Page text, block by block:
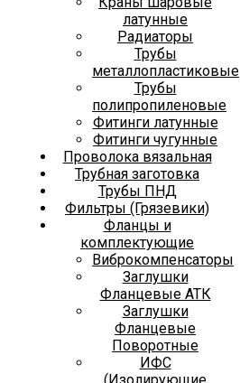
латунные
Радиаторы
Трубы
металлопластиковые
Трубы
полипропиленовые
Фитинги латунные
Фитинги чугунные
Проволока вязальная
Трубная заготовка
Трубы ПНД
Фильтры (Грязевики)
Фланцы и
комплектующие
Виброкомпенсаторы
Заглушки
Фланцевые АТК
Заглушки
Фланцевые
Поворотные
ИФС